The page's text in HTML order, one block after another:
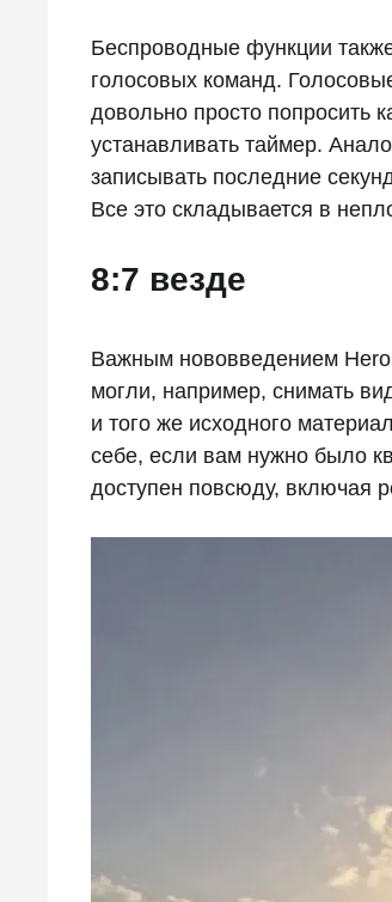
Беспроводные функции
голосовых команд.
довольно просто попросить
устанавливать таймер.
записывать последние
Все это складывается в
8:7 везде
Важным нововведением Hero
могли, например, снимать
и того же исходного
себе, если вам нужно было
доступен повсюду, включая